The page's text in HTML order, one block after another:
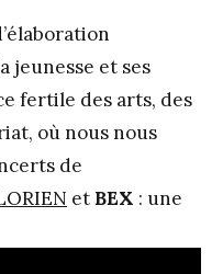
jeunesse et ses
fertile des arts, des
où nous nous
de
et BEX : une